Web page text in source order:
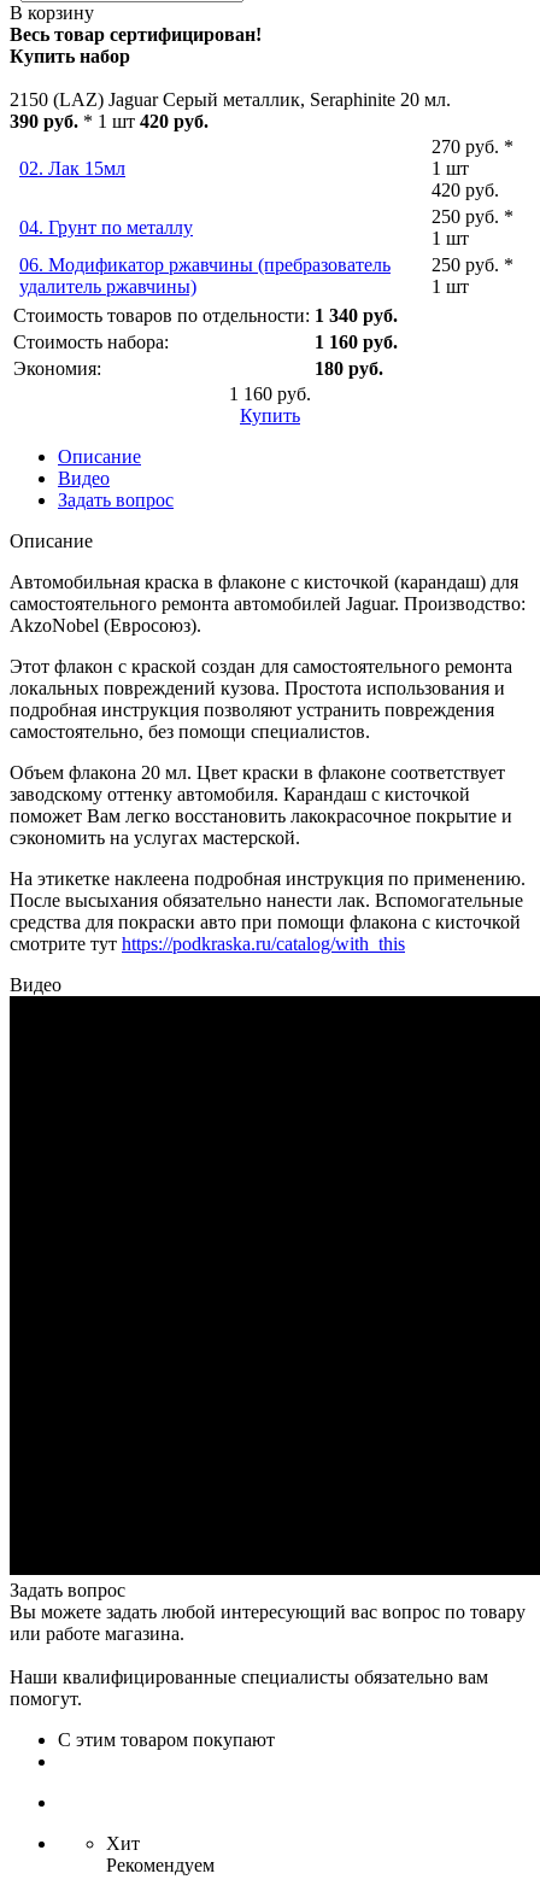
В корзину
Весь товар сертифицирован!
Купить набор
2150 (LAZ) Jaguar Серый металлик, Seraphinite 20 мл.
390 руб. * 1 шт 420 руб.
02. Лак 15мл
270 руб. *
1 шт
420 руб.
04. Грунт по металлу
250 руб. *
1 шт
06. Модификатор ржавчины (пребразователь
удалитель ржавчины)
250 руб. *
1 шт
Стоимость товаров по отдельности: 1 340 руб.
Стоимость набора:
1 160 руб.
Экономия:
180 руб.
1 160 руб.
Купить
Описание
Видео
Задать вопрос
Описание
Автомобильная краска в флаконе с кисточкой (карандаш) для
самостоятельного ремонта автомобилей Jaguar. Производство:
AkzoNobel (Евросоюз).
Этот флакон с краской создан для самостоятельного ремонта
локальных повреждений кузова. Простота использования и
подробная инструкция позволяют устранить повреждения
самостоятельно, без помощи специалистов.
Объем флакона 20 мл. Цвет краски в флаконе соответствует
заводскому оттенку автомобиля. Карандаш с кисточкой
поможет Вам легко восстановить лакокрасочное покрытие и
сэкономить на услугах мастерской.
На этикетке наклеена подробная инструкция по применению.
После высыхания обязательно нанести лак. Вспомогательные
средства для покраски авто при помощи флакона с кисточкой
смотрите тут https://podkraska.ru/catalog/with_this
Видео
Задать вопрос
Вы можете задать любой интересующий вас вопрос по товару
или работе магазина.
Наши квалифицированные специалисты обязательно вам
помогут.
С этим товаром покупают
Хит
Рекомендуем